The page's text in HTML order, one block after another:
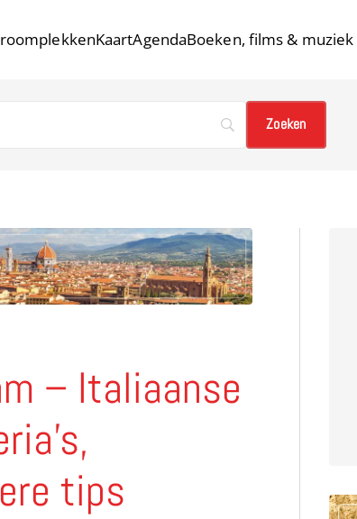
KaartAgendaBoeken, films & muziek
– Italiaanse
tips